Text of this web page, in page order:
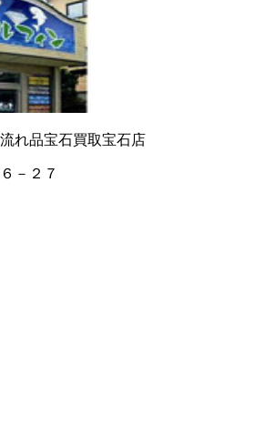
れ品宝石買取宝石店
－２７